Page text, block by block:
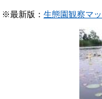
※最新版： 生態園観察マ